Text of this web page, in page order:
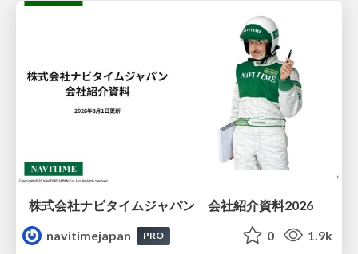
株式会社ナビタイムジャパン 会社紹介資料2026
navitimejapan
PRO 0 1.9k